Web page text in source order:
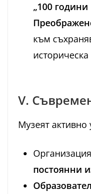
„100
към
V.
Музеят активно
постоянни